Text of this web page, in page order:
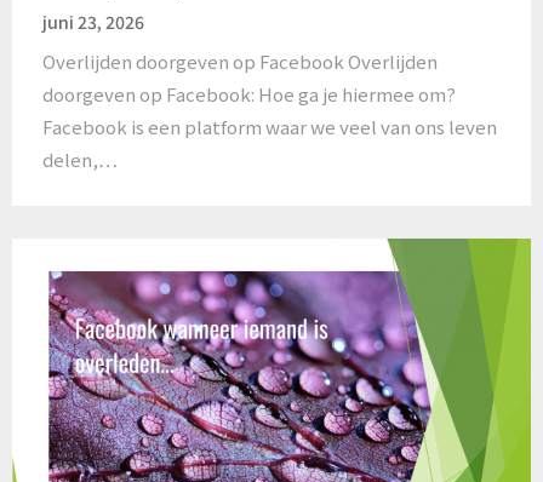
juni 23, 2026
Overlijden doorgeven op Facebook Overlijden
doorgeven op Facebook: Hoe ga je hiermee om?
Facebook is een platform waar we veel van ons leven
delen,…